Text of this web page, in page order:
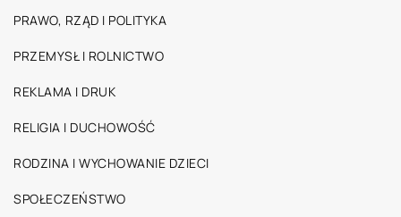
PRAWO, RZĄD I POLITYKA
PRZEMYSŁ I ROLNICTWO
REKLAMA I DRUK
RELIGIA I DUCHOWOŚĆ
RODZINA I WYCHOWANIE DZIECI
SPOŁECZEŃSTWO